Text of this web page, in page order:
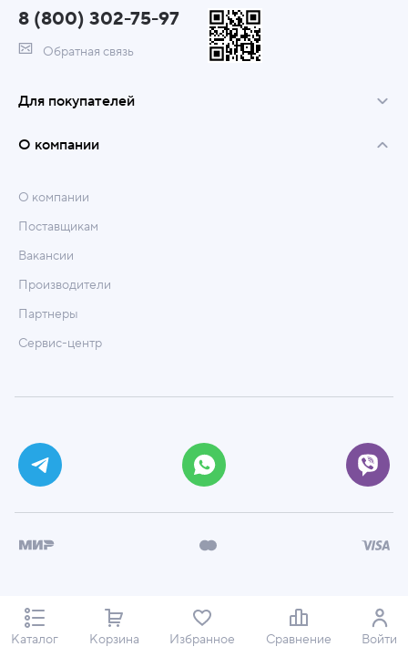
Каталог Корзина Избранное Сравнение Войти
8 (800) 302-75-97
Обратная связь
Для покупателей
О компании
О компании
Поставщикам
Вакансии
Производители
Партнеры
Сервис-центр
© ООО «Техмаркет», 2026
Политика обработки персональных данных